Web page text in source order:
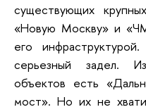
существующих
«Новую Москву» и
его
серьезный задел.
объектов есть
мост». Но их не